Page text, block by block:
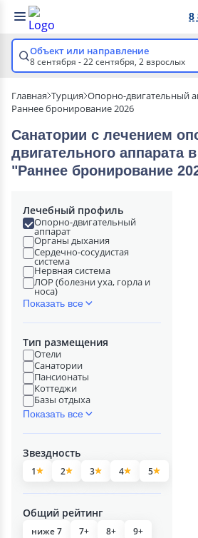
8
Объект или направление
8 сентября - 22 сентября, 2 взрослых
Главная Турция Опорно-двигательный
Раннее бронирование 2026
Санатории с лечением
двигательного аппарата
"Раннее бронирование
Лечебный профиль
Опорно-двигательный
аппарат
Органы дыхания
Сердечно-сосудистая
система
Нервная система
ЛОР (болезни уха, горла и
носа)
Показать все
Тип размещения
Отели
Санатории
Пансионаты
Коттеджи
Базы отдыха
Показать все
Звездность
1 2 3 4 5
Общий рейтинг
ниже 7 7+ 8+ 9+